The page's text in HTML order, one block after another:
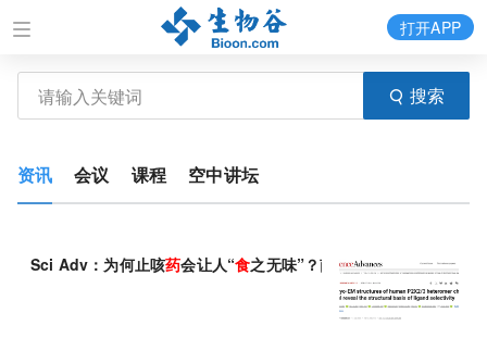
搜索
打开APP
资讯 会议 课程 空中讲坛
Sci Adv：为何止咳药会让人“食之无味”？南昌大学张进团队看清